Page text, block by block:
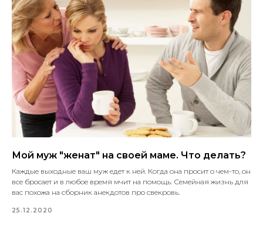
Мой муж "женат" на своей маме. Что делать?
Каждые выходные ваш муж едет к ней. Когда она просит о чем-то, он
все бросает и в любое время мчит на помощь. Семейная жизнь для
вас похожа на сборник анекдотов про свекровь.
25.12.2020